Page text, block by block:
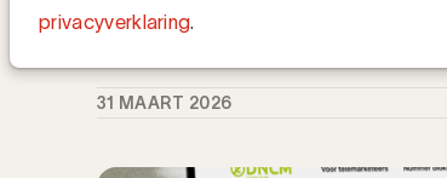
privacyverklaring.
Martine Boeykens, DNCM VZW
31 MAART 2026